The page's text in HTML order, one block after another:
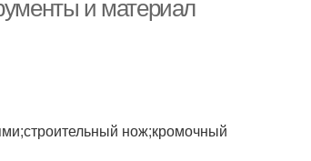
и материал
нож;кромочный